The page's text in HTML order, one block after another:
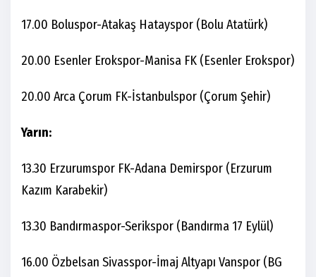
17.00 Boluspor-Atakaş Hatayspor (Bolu Atatürk)
20.00 Esenler Erokspor-Manisa FK (Esenler Erokspor)
20.00 Arca Çorum FK-İstanbulspor (Çorum Şehir)
Yarın:
13.30 Erzurumspor FK-Adana Demirspor (Erzurum
Kazım Karabekir)
13.30 Bandırmaspor-Serikspor (Bandırma 17 Eylül)
16.00 Özbelsan Sivasspor-İmaj Altyapı Vanspor (BG